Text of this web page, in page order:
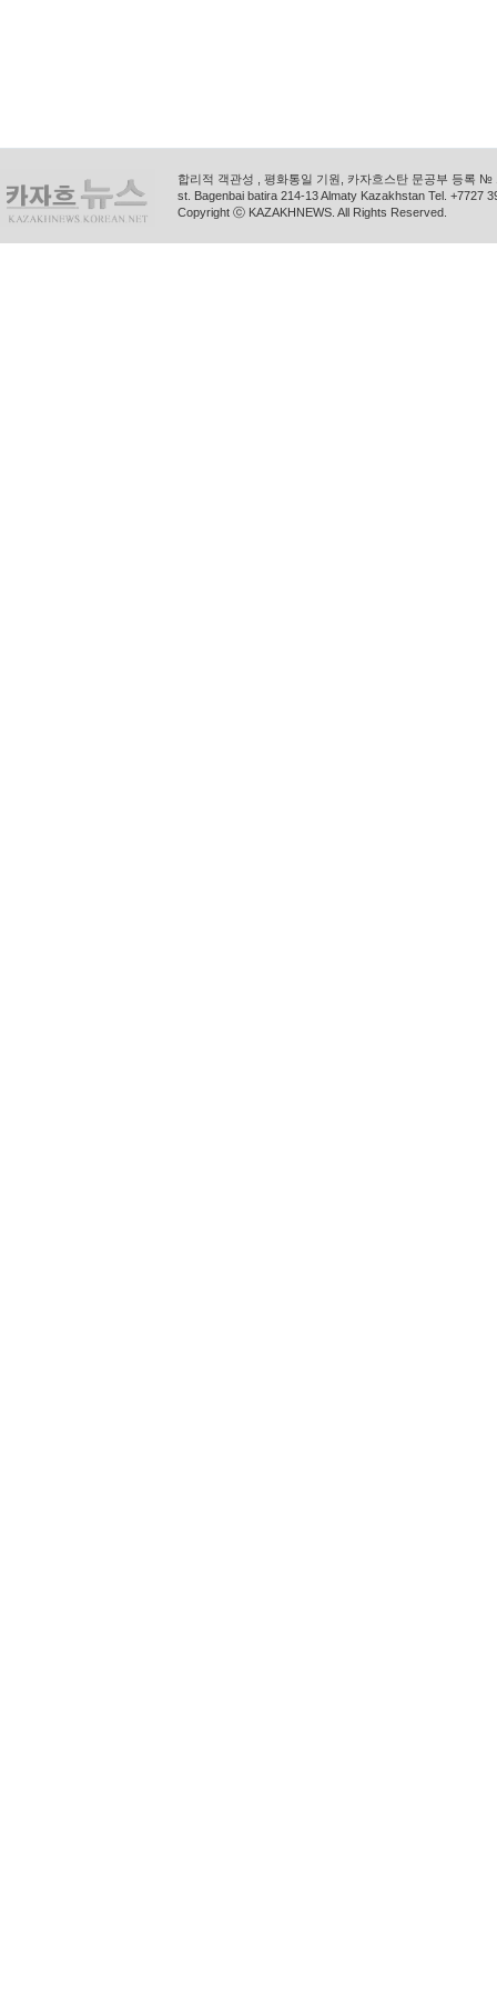
합리적 객관성 , 평화통일 기원, 카자흐스탄 문공부 등록
st. Bagenbai batira 214-13 Almaty Kazakhstan Tel. +7727
Copyright ⓒ KAZAKHNEWS. All Rights Reserved.